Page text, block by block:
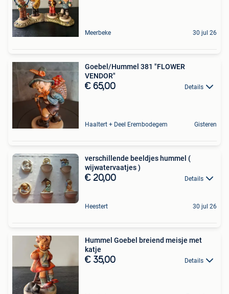
Meerbeke 30 jul 26
Goebel/Hummel 381 "FLOWER
VENDOR"
€ 65,00 Details
Haaltert + Deel Erembodegem Gisteren
verschillende beeldjes hummel (
wijwatervaatjes )
€ 20,00 Details
Heestert 30 jul 26
Hummel Goebel breiend meisje met
katje
€ 35,00 Details